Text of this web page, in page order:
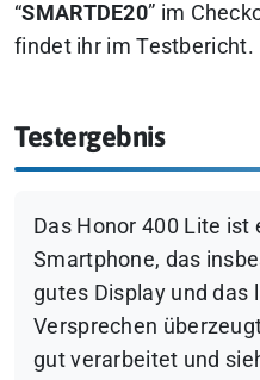
“SMARTDE20” im
findet ihr im Testbericht.
Testergebnis
Das Honor 400 Lite ist
Smartphone, das
gutes Display und das
Versprechen
gut verarbeitet und